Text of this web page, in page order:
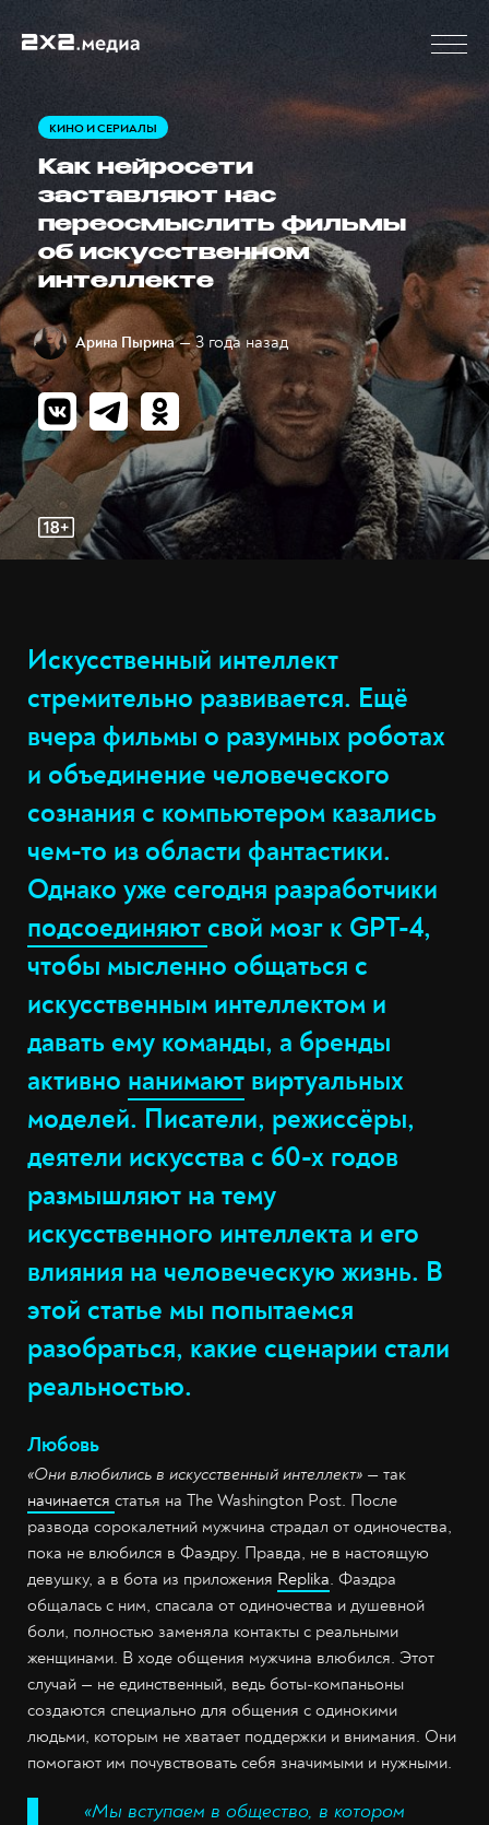
КИНО И СЕРИАЛЫ
Как нейросети
заставляют нас
переосмыслить фильмы
об искусственном
интеллекте
Арина Пырина — 3 года назад
Искусственный интеллект
стремительно развивается. Ещё
вчера фильмы о разумных роботах
и объединение человеческого
сознания с компьютером казались
чем-то из области фантастики.
Однако уже сегодня разработчики
подсоединяют свой мозг к GPT-4,
чтобы мысленно общаться с
искусственным интеллектом и
давать ему команды, а бренды
активно нанимают виртуальных
моделей. Писатели, режиссёры,
деятели искусства с 60-х годов
размышляют на тему
искусственного интеллекта и его
влияния на человеческую жизнь. В
этой статье мы попытаемся
разобраться, какие сценарии стали
реальностью.
Любовь
«Они влюбились в искусственный интеллект» — так
начинается статья на The Washington Post. После
развода сорокалетний мужчина страдал от одиночества,
пока не влюбился в Фаэдру. Правда, не в настоящую
девушку, а в бота из приложения Replika. Фаэдра
общалась с ним, спасала от одиночества и душевной
боли, полностью заменяла контакты с реальными
женщинами. В ходе общения мужчина влюбился. Этот
случай — не единственный, ведь боты-компаньоны
создаются специально для общения с одинокими
людьми, которым не хватает поддержки и внимания. Они
помогают им почувствовать себя значимыми и нужными.
«Мы вступаем в общество, в котором